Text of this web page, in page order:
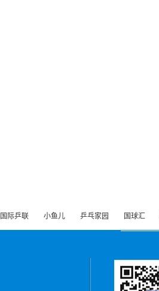
国际乒联 小鱼儿 乒乓家园 国球汇